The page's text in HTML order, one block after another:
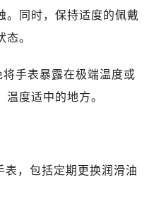
。同时，保持适度的佩戴
。
手表暴露在极端温度或
度适中的地方。
表，包括定期更换润滑油